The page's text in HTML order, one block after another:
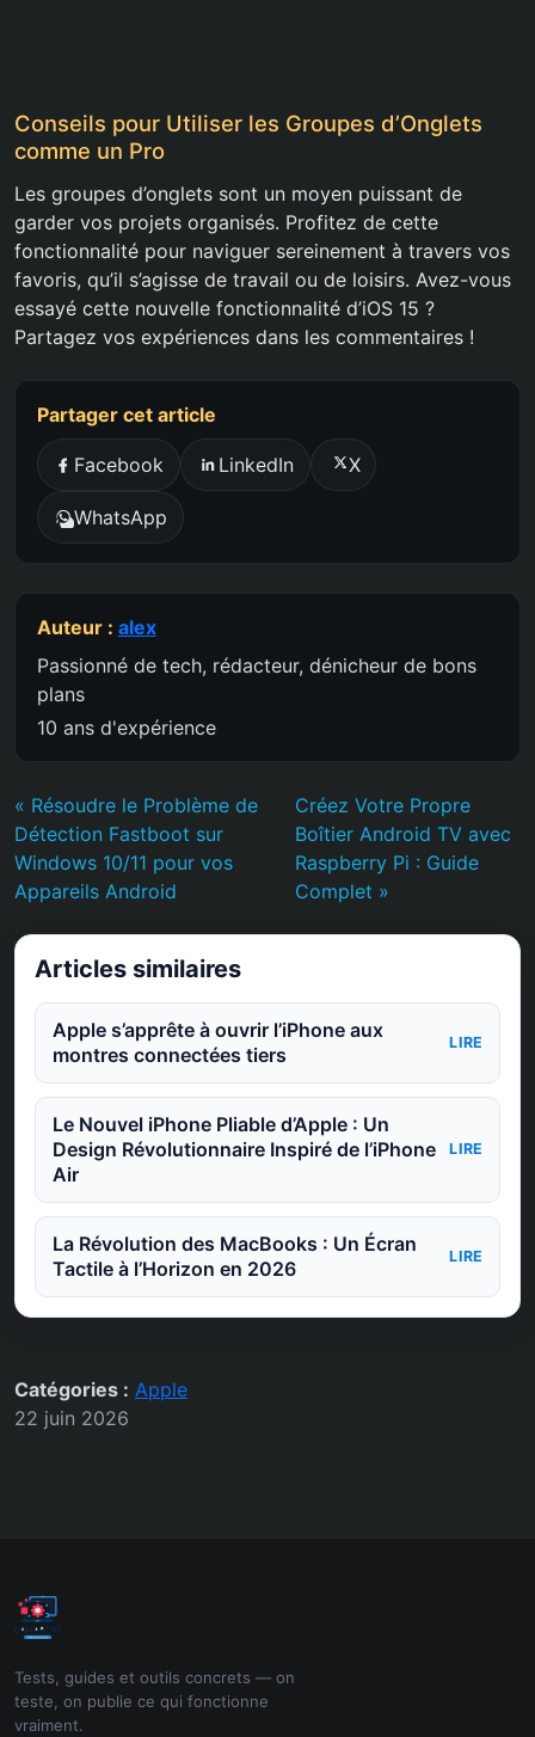
Conseils pour Utiliser les Groupes d’Onglets
comme un Pro
Les groupes d’onglets sont un moyen puissant de
garder vos projets organisés. Profitez de cette
fonctionnalité pour naviguer sereinement à travers vos
favoris, qu’il s’agisse de travail ou de loisirs. Avez-vous
essayé cette nouvelle fonctionnalité d’iOS 15 ?
Partagez vos expériences dans les commentaires !
Partager cet article
Facebook LinkedIn X
WhatsApp
Auteur : alex
Passionné de tech, rédacteur, dénicheur de bons
plans
10 ans d'expérience
« Résoudre le Problème de
Détection Fastboot sur
Windows 10/11 pour vos
Appareils Android
Créez Votre Propre
Boîtier Android TV avec
Raspberry Pi : Guide
Complet »
Articles similaires
Apple s’apprête à ouvrir l’iPhone aux
montres connectées tiers
LIRE
Le Nouvel iPhone Pliable d’Apple : Un
Design Révolutionnaire Inspiré de l’iPhone
Air
LIRE
La Révolution des MacBooks : Un Écran
Tactile à l’Horizon en 2026
LIRE
Catégories : Apple
22 juin 2026
Tests, guides et outils concrets — on
teste, on publie ce qui fonctionne
vraiment.